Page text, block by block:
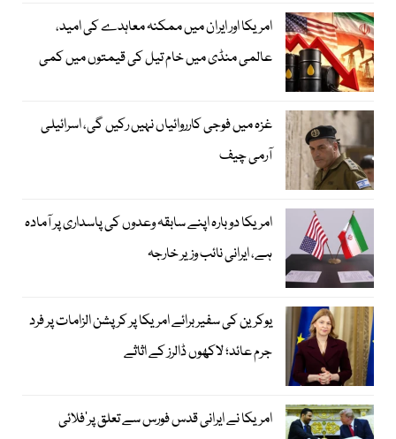
امریکا اور ایران میں ممکنہ معاہدے کی امید،
عالمی منڈی میں خام تیل کی قیمتوں میں کمی
غزہ میں فوجی کارروائیاں نہیں رکیں گی، اسرائیلی
آرمی چیف
امریکا دوبارہ اپنے سابقہ وعدوں کی پاسداری پر آمادہ
ہے، ایرانی نائب وزیر خارجہ
یوکرین کی سفیر برائے امریکا پر کرپشن الزامات پر فرد
جرم عائد؛ لاکھوں ڈالرز کے اثاثے
امریکا نے ایرانی قدس فورس سے تعلق پر’فلائی